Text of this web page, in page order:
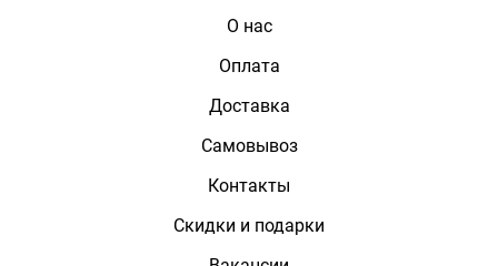
О нас
Оплата
Доставка
Самовывоз
Контакты
Скидки и подарки